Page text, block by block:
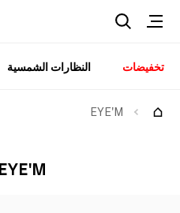
تخفيضات النظارات الشمسية
EYE'M
EYE'M متجر